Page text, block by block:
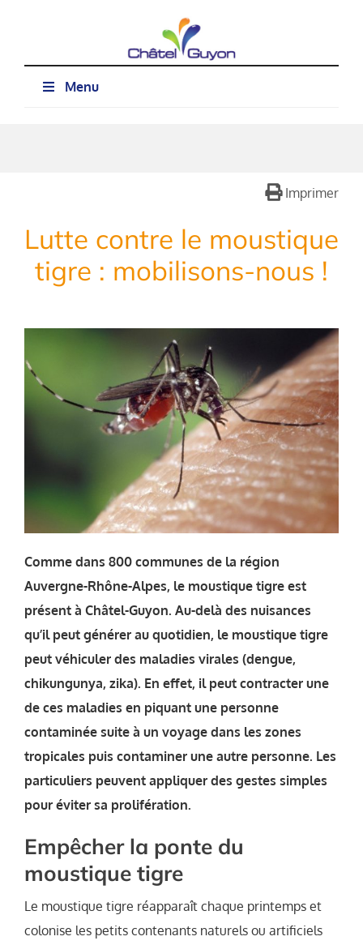
Menu
Imprimer
Lutte contre le moustique
tigre : mobilisons-nous !
Comme dans 800 communes de la région
Auvergne-Rhône-Alpes, le moustique tigre est
présent à Châtel-Guyon. Au-delà des nuisances
qu’il peut générer au quotidien, le moustique tigre
peut véhiculer des maladies virales (dengue,
chikungunya, zika). En effet, il peut contracter une
de ces maladies en piquant une personne
contaminée suite à un voyage dans les zones
tropicales puis contaminer une autre personne. Les
particuliers peuvent appliquer des gestes simples
pour éviter sa prolifération.
Empêcher la ponte du
moustique tigre
Le moustique tigre réapparaît chaque printemps et
colonise les petits contenants naturels ou artificiels